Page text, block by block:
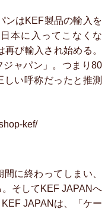
ンはKEF製品の輸入を
本に入ってこなくな
び輸入され始める。
ジャパン」。つまり80
い呼称だったと推測
kef/
に終わってしまい、
そしてKEF JAPANへ
JAPANは、「ケー